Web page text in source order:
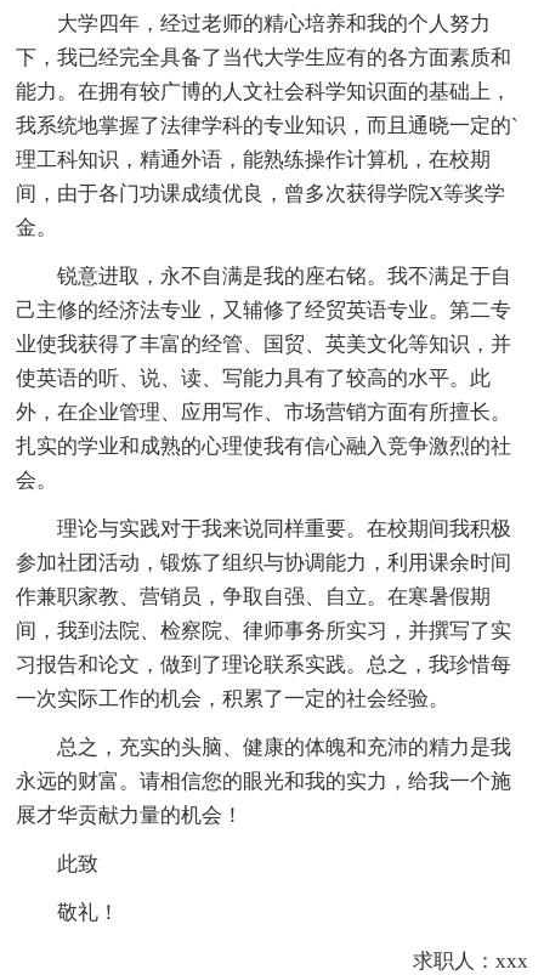
大学四年，经过老师的精心培养和我的个人努力
下，我已经完全具备了当代大学生应有的各方面素质和
能力。在拥有较广博的人文社会科学知识面的基础上，
我系统地掌握了法律学科的专业知识，而且通晓一定的`
理工科知识，精通外语，能熟练操作计算机，在校期
间，由于各门功课成绩优良，曾多次获得学院X等奖学
金。
锐意进取，永不自满是我的座右铭。我不满足于自
己主修的经济法专业，又辅修了经贸英语专业。第二专
业使我获得了丰富的经管、国贸、英美文化等知识，并
使英语的听、说、读、写能力具有了较高的水平。此
外，在企业管理、应用写作、市场营销方面有所擅长。
扎实的学业和成熟的心理使我有信心融入竞争激烈的社
会。
理论与实践对于我来说同样重要。在校期间我积极
参加社团活动，锻炼了组织与协调能力，利用课余时间
作兼职家教、营销员，争取自强、自立。在寒暑假期
间，我到法院、检察院、律师事务所实习，并撰写了实
习报告和论文，做到了理论联系实践。总之，我珍惜每
一次实际工作的机会，积累了一定的社会经验。
总之，充实的头脑、健康的体魄和充沛的精力是我
永远的财富。请相信您的眼光和我的实力，给我一个施
展才华贡献力量的机会！
此致
敬礼！
求职人：xxx